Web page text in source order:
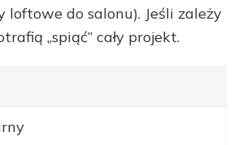
do salonu). Jeśli zależy
„spiąć” cały projekt.